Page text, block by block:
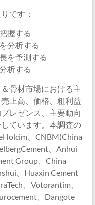
です：
握する
分析する
を予測する
析する
骨材市場における主
上高、価格、粗利益
レゼンス、主要動向
ています。本調査の
、CNBM(China
、Anhui
Group、China
、Huaxin Cement
、Votorantim、
、Dangote